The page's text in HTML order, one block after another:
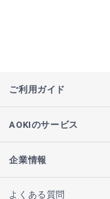
ご利用ガイド
AOKIのサービス
企業情報
よくある質問